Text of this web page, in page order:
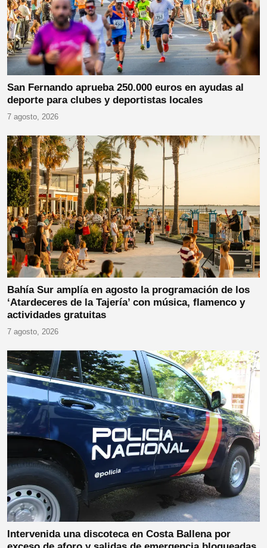
San Fernando aprueba 250.000 euros en ayudas al
deporte para clubes y deportistas locales
7 agosto, 2026
Bahía Sur amplía en agosto la programación de los
‘Atardeceres de la Tajería’ con música, flamenco y
actividades gratuitas
7 agosto, 2026
Intervenida una discoteca en Costa Ballena por